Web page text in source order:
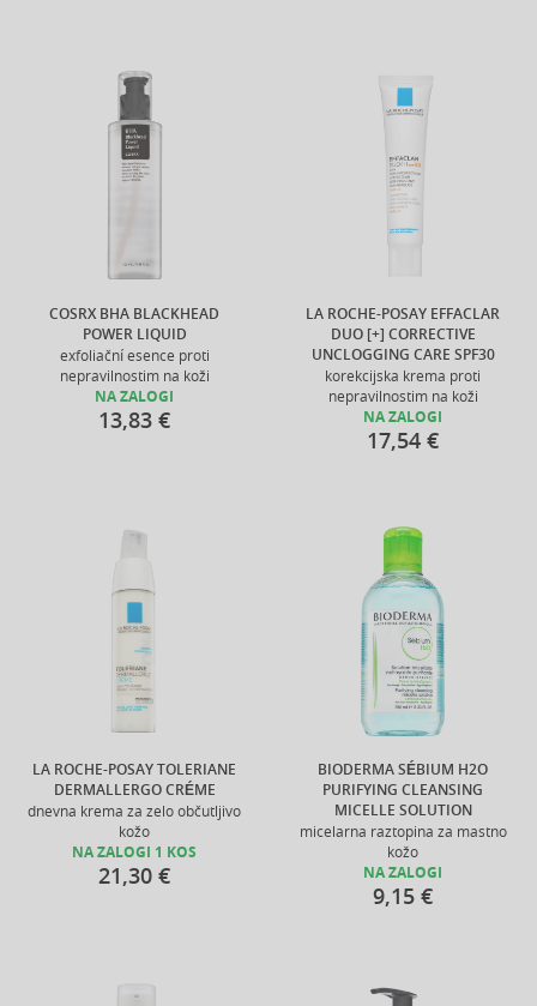
COSRX BHA BLACKHEAD
POWER LIQUID
exfoliační esence proti
nepravilnostim na koži
NA ZALOGI
13,83 €
LA ROCHE-POSAY EFFACLAR
DUO [+] CORRECTIVE
UNCLOGGING CARE SPF30
korekcijska krema proti
nepravilnostim na koži
NA ZALOGI
17,54 €
LA ROCHE-POSAY TOLERIANE
DERMALLERGO CRÉME
dnevna krema za zelo občutljivo
kožo
NA ZALOGI 1 KOS
21,30 €
BIODERMA SÉBIUM H2O
PURIFYING CLEANSING
MICELLE SOLUTION
micelarna raztopina za mastno
kožo
NA ZALOGI
9,15 €